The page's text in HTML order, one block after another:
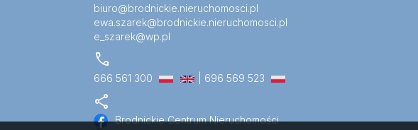
biuro@brodnickie.nieruchomosci.pl
ewa.szarek@brodnickie.nieruchomosci.pl
e_szarek@wp.pl
call
666 561 300 | 696 569 523
share
Brodnickie Centrum Nieruchomości